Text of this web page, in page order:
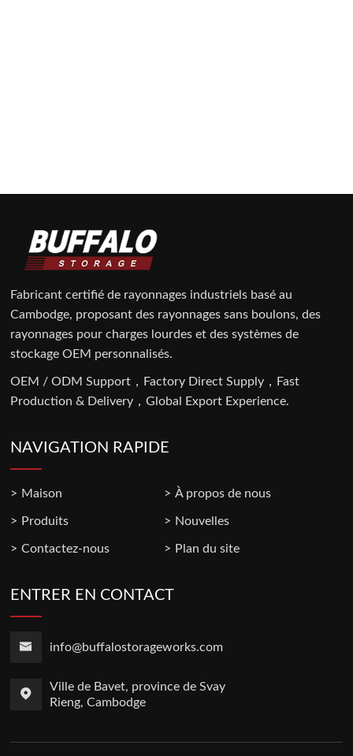
Fabricant certifié de rayonnages industriels basé au
Cambodge, proposant des rayonnages sans boulons, des
rayonnages pour charges lourdes et des systèmes de
stockage OEM personnalisés.
OEM / ODM Support，Factory Direct Supply，Fast
Production & Delivery，Global Export Experience.
NAVIGATION RAPIDE
Maison À propos de nous
Produits Nouvelles
Contactez-nous Plan du site
ENTRER EN CONTACT
info@buffalostorageworks.com
Ville de Bavet, province de Svay
Rieng, Cambodge